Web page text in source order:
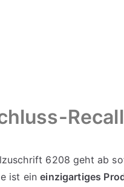
6208 geht ab
ist eineinzigartiges